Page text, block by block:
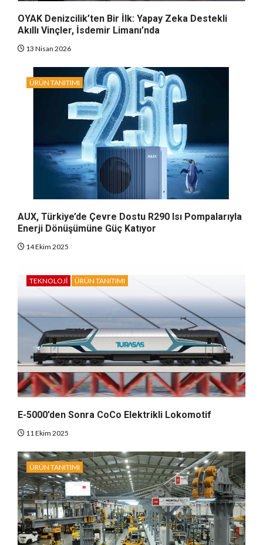
OYAK Denizcilik’ten Bir İlk: Yapay Zeka Destekli
Akıllı Vinçler, İsdemir Limanı’nda
13 Nisan 2026
ÜRÜN TANITIMI
AUX, Türkiye’de Çevre Dostu R290 Isı Pompalarıyla
Enerji Dönüşümüne Güç Katıyor
14 Ekim 2025
TEKNOLOJI ÜRÜN TANITIMI
E-5000’den Sonra CoCo Elektrikli Lokomotif
11 Ekim 2025
ÜRÜN TANITIMI